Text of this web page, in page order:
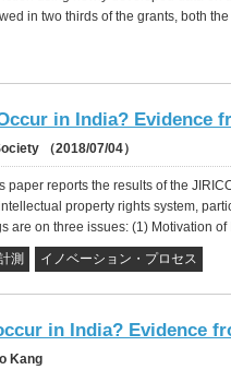
in two thirds of the grants, both
in India? Evidence
（2018/07/04）
paper reports the results of the
property rights system,
are on three issues: (1) Motivation
測 イノベーション・プロセス
in India? Evidence
Kang